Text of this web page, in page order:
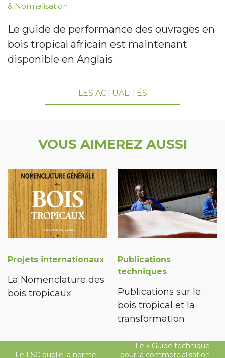
& Normalisation
Le guide de performance des ouvrages en
bois tropical africain est maintenant
disponible en Anglais
LES ACTUALITÉS
VOUS AIMEREZ AUSSI
Projets internationaux
La Nomenclature des
bois tropicaux
Publications
techniques
Publications sur le
bois tropical et la
transformation
Le FSC publie la norme
Le « Guide technique
pour la commercialisation